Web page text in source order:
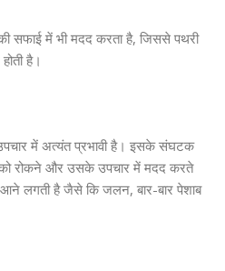
सफाई में भी मदद करता है, जिससे पथरी
है।
में अत्यंत प्रभावी है। इसके संघटक
को रोकने और उसके उपचार में मदद करते
लगती है जैसे कि जलन, बार-बार पेशाब